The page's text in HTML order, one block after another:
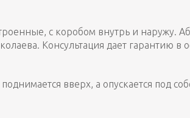
с коробом внутрь и наружу.
Консультация дает гарантию в
вверх, а опускается под